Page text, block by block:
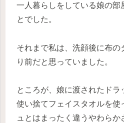
一人暮らしをしている娘の部
とでした。
それまで私は、洗顔後に布の
り前だと思っていました。
ところが、娘に渡されたド
使い捨てフェイスタオルを使
ュとはまったく違うやわらか